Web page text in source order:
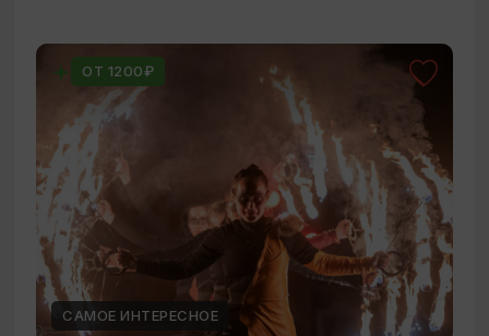
ОТ 1200₽
САМОЕ ИНТЕРЕСНОЕ